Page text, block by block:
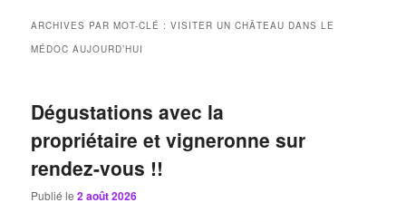
ARCHIVES PAR MOT-CLÉ :VISITER UN CHÂTEAU DANS LE
MÉDOC AUJOURD’HUI
Dégustations avec la
propriétaire et vigneronne sur
rendez-vous !!
Publié le2 août 2026